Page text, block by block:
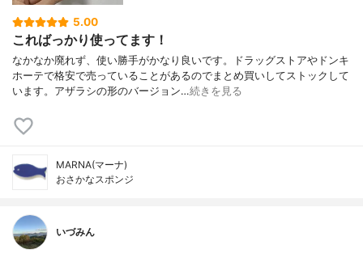
5.00
こればっかり使ってます！
なかなか廃れず、使い勝手がかなり良いです。ドラッグストアやドンキ
ホーテで格安で売っていることがあるのでまとめ買いしてストックして
います。アザラシの形のバージョン…続きを見る
MARNA(マーナ)
おさかなスポンジ
いづみん